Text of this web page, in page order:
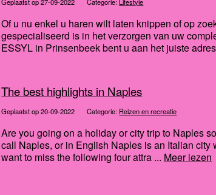
Of u nu enkel u haren wilt laten knippen of op
gespecialiseerd is in het verzorgen van uw
ESSYL in Prinsenbeek bent u aan het juiste
The best highlights in Naples
Geplaatst op 20-09-2022 Categorie: Reizen en recreatie
Are you going on a holiday or city trip to Naples
call Naples, or in English Naples is an Italian city
want to miss the following four attra ... Meer lezen